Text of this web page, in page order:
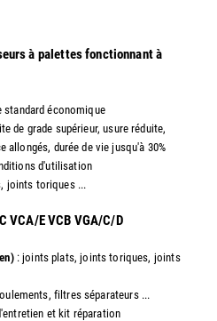
à palettes fonctionnant à
standard économique
de grade supérieur, usure réduite,
allongés, durée de vie jusqu'à 30%
d'utilisation
joints toriques ...
VCA/E VCB VGA/C/D
: joints plats, joints toriques, joints
filtres séparateurs ...
et kit réparation​